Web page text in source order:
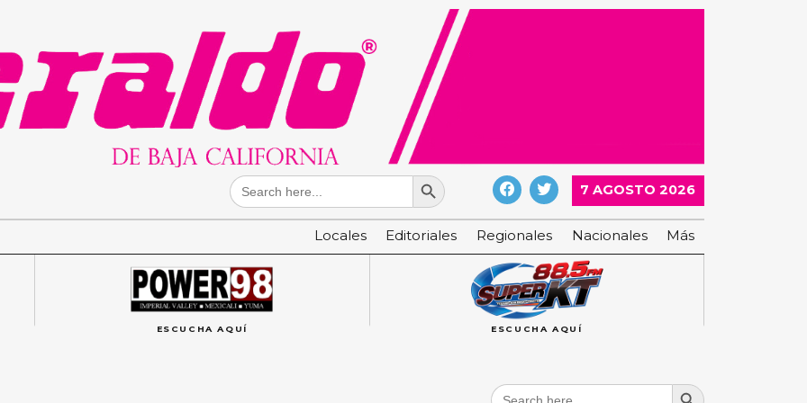
Search
for:
Search Button
7 AGOSTO 2026
Locales Editoriales Regionales Nacionales Más
ESCUCHA AQUÍ ESCUCHA AQUÍ
Search
Search Button